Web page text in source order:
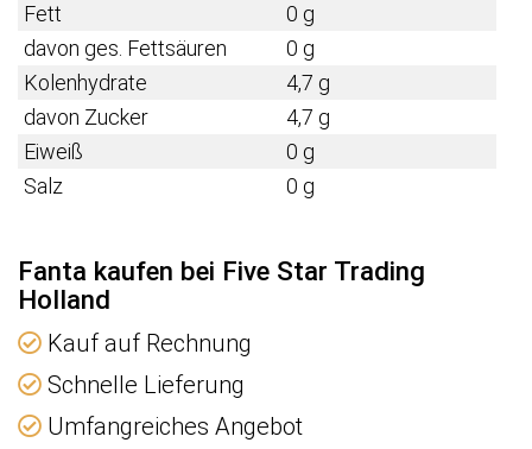
Fett
0 g
davon ges. Fettsäuren
0 g
Kolenhydrate
4,7 g
davon Zucker
4,7 g
Eiweiß
0 g
Salz
0 g
Fanta kaufen bei Five Star Trading
Holland
Kauf auf Rechnung
Schnelle Lieferung
Umfangreiches Angebot